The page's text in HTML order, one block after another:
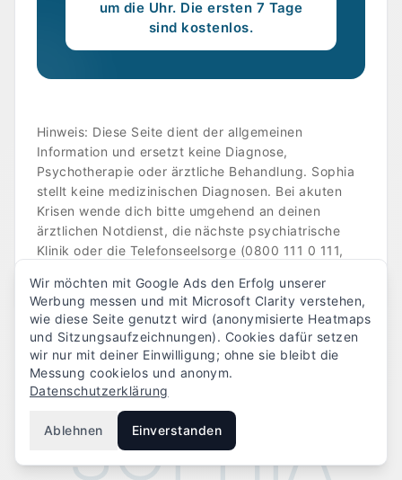
um die Uhr. Die ersten 7 Tage
sind kostenlos.
Hinweis: Diese Seite dient der allgemeinen
Information und ersetzt keine Diagnose,
Psychotherapie oder ärztliche Behandlung. Sophia
stellt keine medizinischen Diagnosen. Bei akuten
Krisen wende dich bitte umgehend an deinen
ärztlichen Notdienst, die nächste psychiatrische
Klinik oder die Telefonseelsorge (0800 111 0 111,
SOPHIA
Wir möchten mit Google Ads den Erfolg unserer
Werbung messen und mit Microsoft Clarity verstehen,
wie diese Seite genutzt wird (anonymisierte Heatmaps
und Sitzungsaufzeichnungen). Cookies dafür setzen
wir nur mit deiner Einwilligung; ohne sie bleibt die
Messung cookielos und anonym.
Datenschutzerklärung
Ablehnen Einverstanden